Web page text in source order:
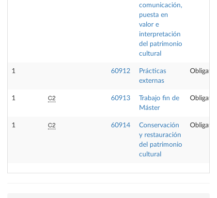
comunicación,
puesta en
valor e
interpretación
del patrimonio
cultural
1 60912
Prácticas
externas
1 C2 60913
Trabajo fin de
Máster
1 C2 60914
Conservación
y restauración
del patrimonio
cultural